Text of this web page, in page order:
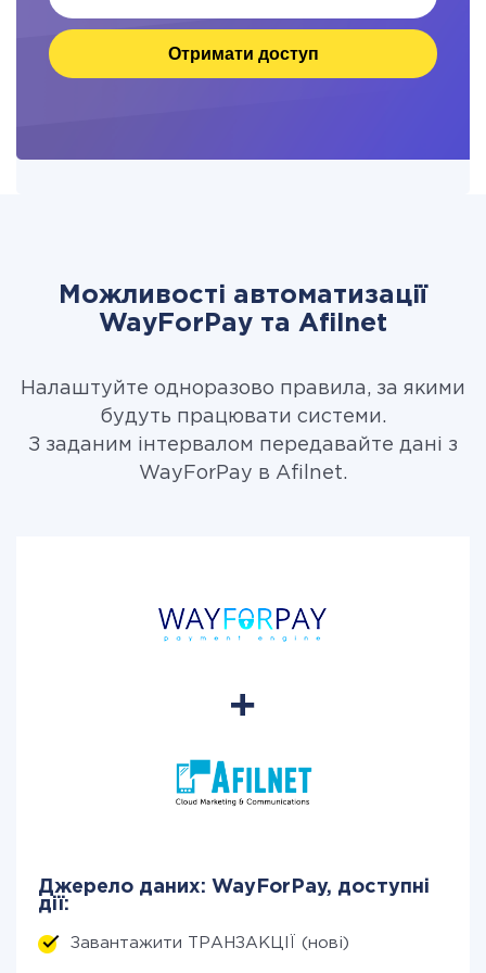
Отримати доступ
Можливості автоматизації
WayForPay та Afilnet
Налаштуйте одноразово правила, за якими
будуть працювати системи.
З заданим інтервалом передавайте дані з
WayForPay в Afilnet.
Джерело даних: WayForPay, доступні
дії:
Завантажити ТРАНЗАКЦІЇ (нові)